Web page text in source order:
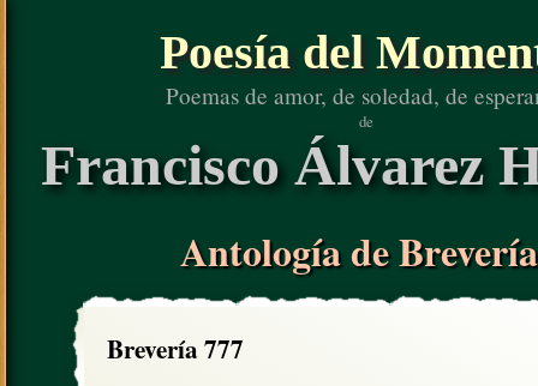
Poesía del
Poemas de amor, de soledad, de
de
Francisco Álvarez
Antología de
Brevería 777